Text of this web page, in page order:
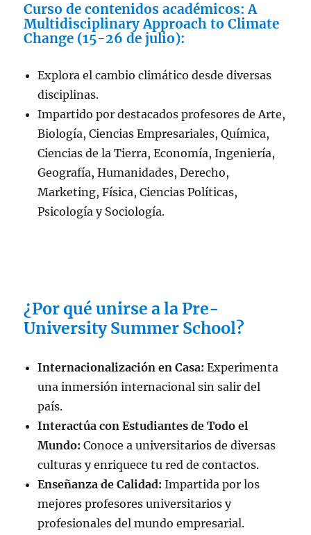
Curso de contenidos académicos: A
Multidisciplinary Approach to Climate
Change (15-26 de julio):
Explora el cambio climático desde diversas
disciplinas.
Impartido por destacados profesores de Arte,
Biología, Ciencias Empresariales, Química,
Ciencias de la Tierra, Economía, Ingeniería,
Geografía, Humanidades, Derecho,
Marketing, Física, Ciencias Políticas,
Psicología y Sociología.
¿Por qué unirse a la Pre-
University Summer School?
Internacionalización en Casa: Experimenta
una inmersión internacional sin salir del
país.
Interactúa con Estudiantes de Todo el
Mundo: Conoce a universitarios de diversas
culturas y enriquece tu red de contactos.
Enseñanza de Calidad: Impartida por los
mejores profesores universitarios y
profesionales del mundo empresarial.